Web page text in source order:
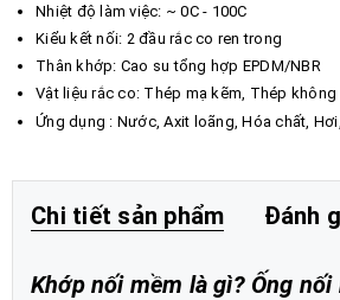
Nhiệt độ làm việc: ~ 0C - 100C
Kiểu kết nối: 2 đầu rắc co ren trong
Thân khớp: Cao su tổng hợp EPDM/NBR
Vật liệu rắc co: Thép mạ kẽm, Thép không
Ứng dụng : Nước, Axit loãng, Hóa chất,
Chi tiết sản phẩm Đánh
Khớp nối mềm là gì? Ống nối